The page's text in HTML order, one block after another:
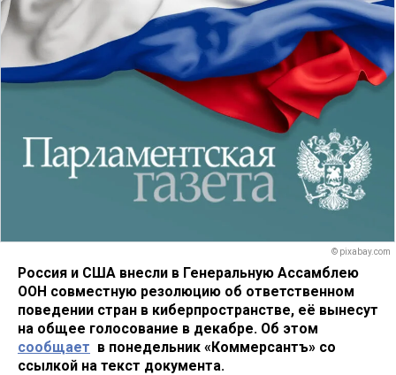
© pixabay.com
Россия и США внесли в Генеральную Ассамблею
ООН совместную резолюцию об ответственном
поведении стран в киберпространстве, её вынесут
на общее голосование в декабре. Об этом
сообщает в понедельник «Коммерсантъ» со
ссылкой на текст документа.